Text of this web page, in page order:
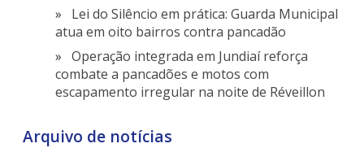
Lei do Silêncio em prática: Guarda Municipal
atua em oito bairros contra pancadão
Operação integrada em Jundiaí reforça
combate a pancadões e motos com
escapamento irregular na noite de Réveillon
Arquivo de notícias